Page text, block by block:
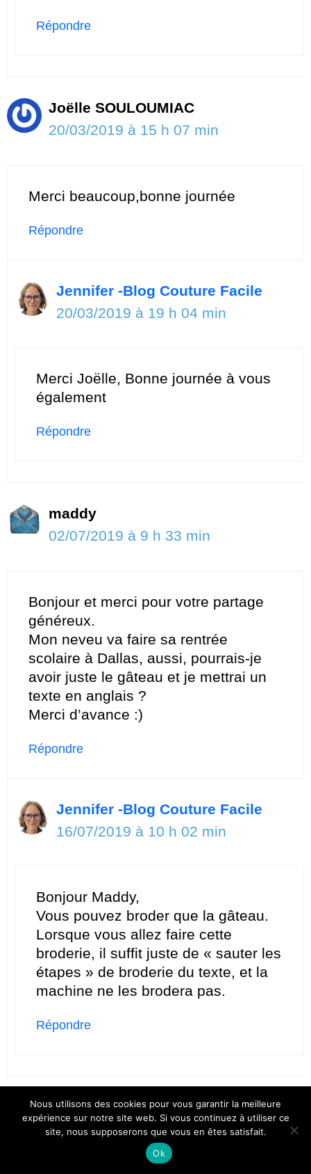
Répondre
Joëlle SOULOUMIAC
20/03/2019 à 15 h 07 min
Merci beaucoup,bonne journée
Répondre
Jennifer -Blog Couture Facile
20/03/2019 à 19 h 04 min
Merci Joëlle, Bonne journée à vous
également
Répondre
maddy
02/07/2019 à 9 h 33 min
Bonjour et merci pour votre partage
généreux.
Mon neveu va faire sa rentrée
scolaire à Dallas, aussi, pourrais-je
avoir juste le gâteau et je mettrai un
texte en anglais ?
Merci d’avance :)
Répondre
Jennifer -Blog Couture Facile
16/07/2019 à 10 h 02 min
Bonjour Maddy,
Vous pouvez broder que la gâteau.
Lorsque vous allez faire cette
broderie, il suffit juste de « sauter les
étapes » de broderie du texte, et la
machine ne les brodera pas.
Répondre
rousselet valerie
30/04/2020 à 9 h 32 min
Nous utilisons des cookies pour vous garantir la meilleure
expérience sur notre site web. Si vous continuez à utiliser ce
site, nous supposerons que vous en êtes satisfait.
Ok